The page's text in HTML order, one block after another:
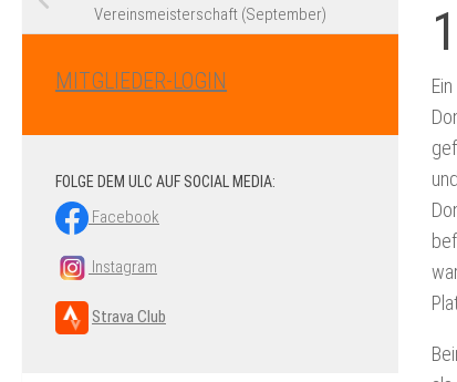
Vereinsmeisterschaft (September)
MITGLIEDER-LOGIN
FOLGE DEM ULC AUF SOCIAL MEDIA:
Facebook
Instagram
Strava Club